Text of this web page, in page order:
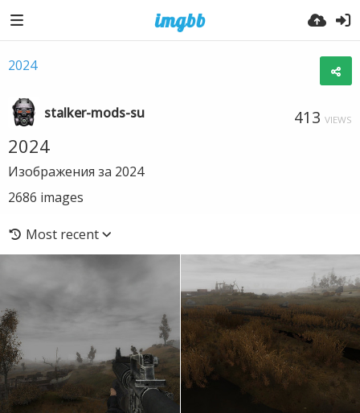
2024
stalker-mods-su 413 VIEWS
2024
Изображения за 2024
2686 images
Most recent